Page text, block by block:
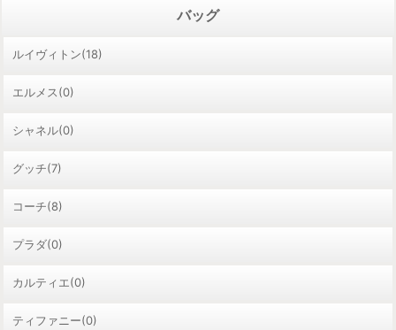
バッグ
ルイヴィトン(18)
エルメス(0)
シャネル(0)
グッチ(7)
コーチ(8)
プラダ(0)
カルティエ(0)
ティファニー(0)